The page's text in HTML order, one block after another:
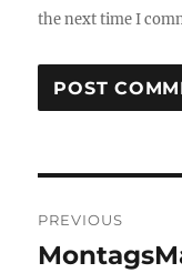
the next time I
PREVIOUS
Previous